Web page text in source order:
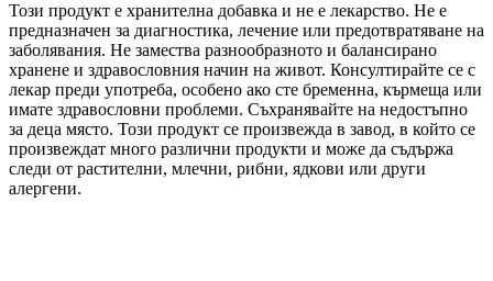
Този продукт е хранителна добавка и не е лекарство. Не е
предназначен за диагностика, лечение или предотвратяване на
заболявания. Не замества разнообразното и балансирано
хранене и здравословния начин на живот. Консултирайте се с
лекар преди употреба, особено ако сте бременна, кърмеща или
имате здравословни проблеми. Съхранявайте на недостъпно
за деца място. Този продукт се произвежда в завод, в който се
произвеждат много различни продукти и може да съдържа
следи от растителни, млечни, рибни, ядкови или други
алергени.